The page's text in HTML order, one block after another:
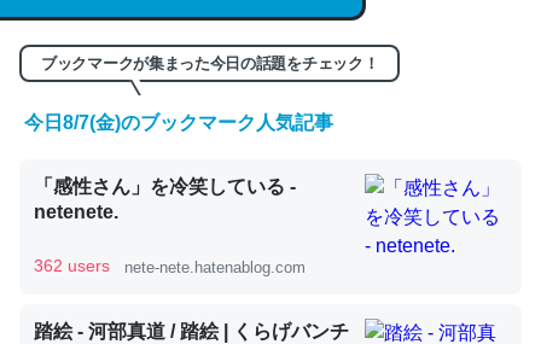
─GPTの仕組みと限界についての考察（１） - conceptualization
くらい。小説でいう「ずっと前の伏線」は回収されないけ
ど、短期記憶というには多い分量。進化すればするほど分
ブックマークが集まった今日の話題をチェック！
今日8/7(金)のブックマーク人気記事
「感性さん」を冷笑している -
netenete.
362 users nete-nete.hatenablog.com
踏絵 - 河部真道 / 踏絵 | くらげバンチ